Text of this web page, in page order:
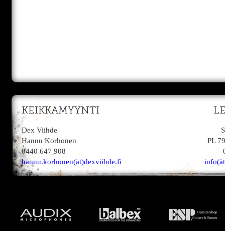
KEIKKAMYYNTI
Dex Viihde
Hannu Korhonen
0440 647 908
hannu.korhonen(ät)dexviihde.fi
PL